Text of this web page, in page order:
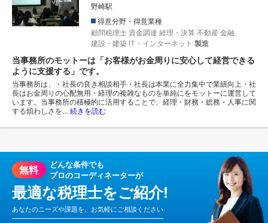
野崎駅
得意分野・得意業種
顧問税理士 資金調達 経理・決算 不動産 金融
建設・建築 IT・インターネット 製造
当事務所のモットーは「お客様がお金周りに安心して経営できる
ように支援する」です。
当事務所は、・社長の良き相談相手・社長は本業に全力集中で業績向上・社
長はお金周りの心配無用・経理の複雑なものを単純にをモットーに運営して
います。当事務所の積極的に活用することで、経理・財務・総務・人事に関
する煩わしさを… 続きを読む
無料
どんな条件でも
プロのコーディネーターが
最適な税理士をご紹介!
あなたのニーズや課題を、お気軽にご相談ください